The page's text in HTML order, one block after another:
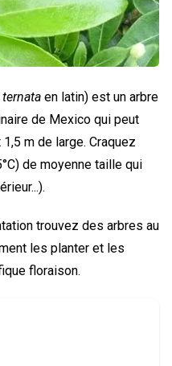
en latin) est un arbre
de Mexico qui peut
1,5 m de large. Craquez
de moyenne taille qui
trouvez des arbres au
les planter et les
floraison.